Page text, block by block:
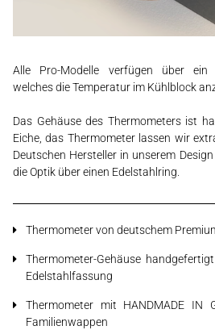
Alle Pro-Modelle verfügen über ein
welches die Temperatur im Kühlblock
Das Gehäuse des Thermometers ist
Eiche, das Thermometer lassen wir
Deutschen Hersteller in unserem
die Optik über einen Edelstahlring.
Thermometer von deutschem
Thermometer-Gehäuse
Edelstahlfassung
Thermometer mit HANDMADE IN
Familienwappen